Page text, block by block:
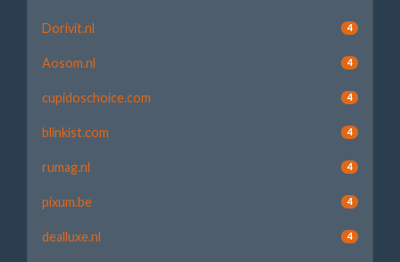
Dorivit.nl 4
Aosom.nl 4
cupidoschoice.com 4
blinkist.com 4
rumag.nl 4
pixum.be 4
dealluxe.nl 4